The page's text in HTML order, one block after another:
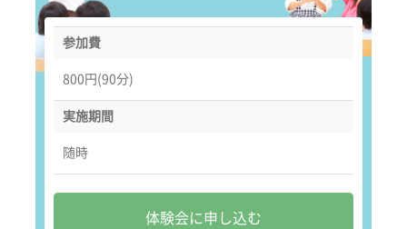
参加費
800円(90分)
実施期間
随時
体験会に申し込む